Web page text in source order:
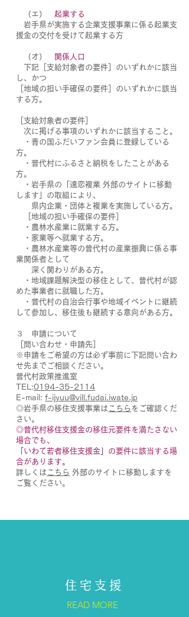
（エ） 起業する
岩手県が実施する企業支援事業に係る起業支
援金の交付を受けて起業する方
（オ）
関係人口
下記［支給対象者の要件］のいずれかに該当
し、かつ
［地域の担い手確保の要件］のいずれかに該当
する方。
［支給対象者の要件］
次に掲げる事項のいずれかに該当すること。
・青の国ふだいファン会員に登録している
方。
・普代村にふるさと納税をしたことがある
方。
・岩手県の「遠恋複業 外部のサイトに移動
します」の取組により、
県内企業・団体と複業を実施している方。
［地域の担い手確保の要件］
・農林水産業に就業する方。
・家業等へ就業する方。
・農林水産業等の普代村の産業振興に係る事
業関係者として
深く関わりがある方。
・地域課題解決型の移住として、普代村が認
めた事業者に就職した方。
・普代村の自治会行事や地域イベントに継続
して参加し、移住後も継続する意向がある方。
３ 申請について
［問い合わせ・申請先］
※申請をご希望の方は必ず事前に下記問い合わ
せ先までご相談ください。
普代村政策推進室
TEL:0194-35-2114
E-mail: f-ijyuu@vill.fudai.iwate.jp
◎岩手県の移住支援事業は こちら をご確認くだ
さい。
◎普代村移住支援金の移住元要件を満たさない
場合でも、
「いわて若者移住支援金」の要件に該当する場
合があります。
詳しくは こちら 外部のサイトに移動しますを
ご覧ください。
住宅支援
READ MORE